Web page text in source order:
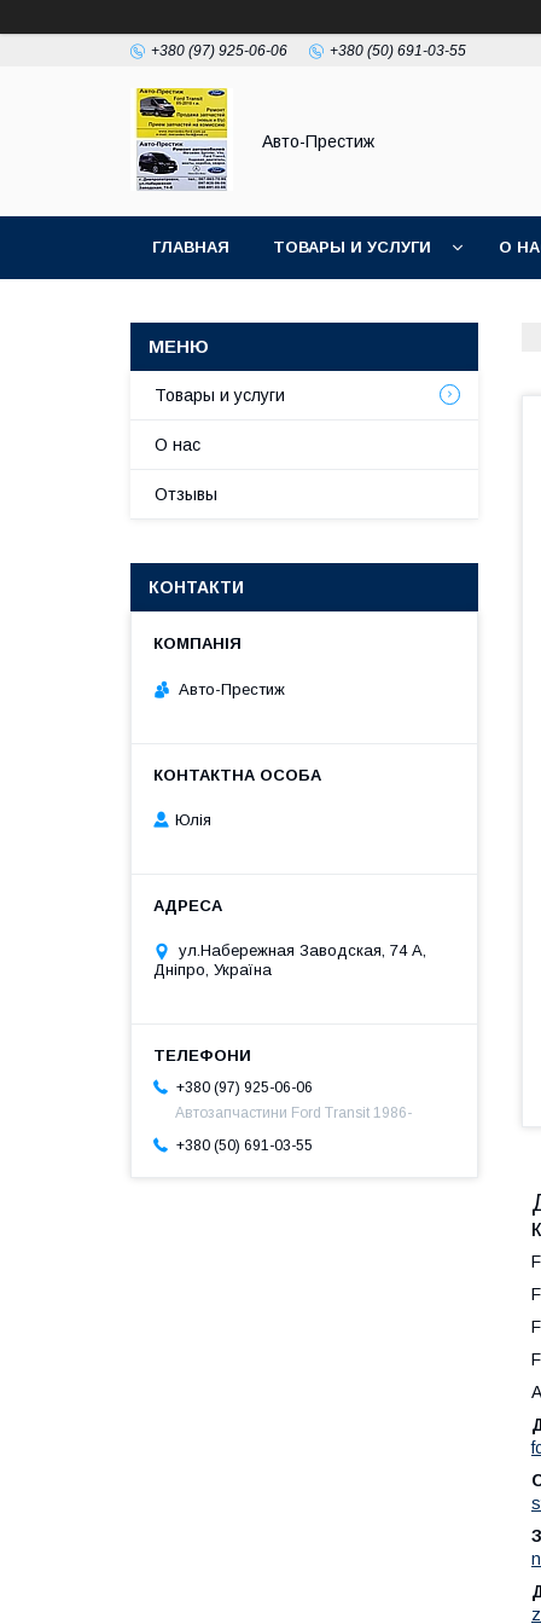
+380 (97) 925-06-06 +380 (50) 691-03-55
Авто-Престиж
ГЛАВНАЯ ТОВАРЫ И УСЛУГИ О
Товары и услуги
О нас
Отзывы
КОНТАКТИ
Авто-Престиж
Юлія
ул.Набережная Заводская, 74 А,
Дніпро, Україна
+380 (97) 925-06-06
Автозапчастини Ford Transit 1986-
+380 (50) 691-03-55